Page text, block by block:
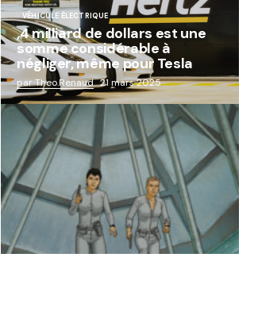
VÉHICULE ÉLECTRIQUE
,4 milliard de dollars est une
somme considérable à
négliger, même pour Tesla
par Theo.Renaud 21 mars 2025
« Abandon des géants de la
robotique : Aldebaran, l’icône
française laissée à l’oubli »
par Lucie Dubois 18 mars 2025